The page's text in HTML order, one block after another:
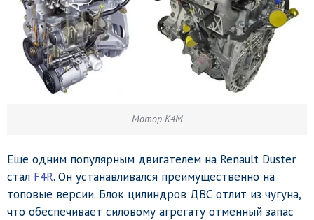
Мотор K4M
Еще одним популярным двигателем на Renault Duster
стал F4R. Он устанавливался преимущественно на
топовые версии. Блок цилиндров ДВС отлит из чугуна,
что обеспечивает силовому агрегату отменный запас